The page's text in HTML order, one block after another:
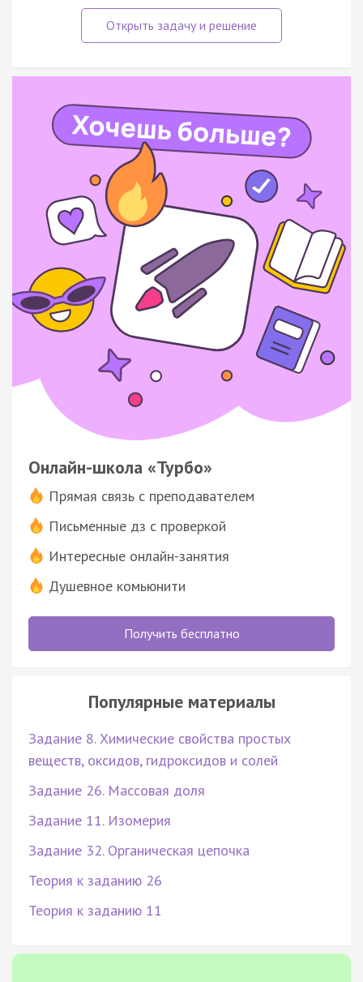
Онлайн-школа «Турбо»
Прямая связь с преподавателем
Письменные дз с проверкой
Интересные онлайн-занятия
Душевное комьюнити
Получить бесплатно
Популярные материалы
Задание 8. Химические свойства простых
веществ, оксидов, гидроксидов и солей
Задание 26. Массовая доля
Задание 11. Изомерия
Задание 32. Органическая цепочка
Теория к заданию 26
Теория к заданию 11